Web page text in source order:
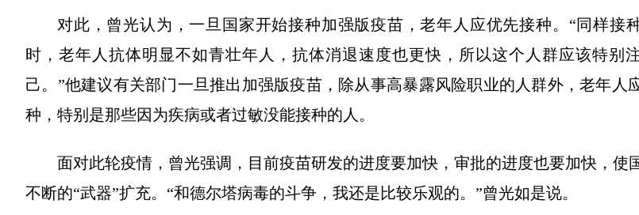
对此，曾光认为，一旦国家开始接种加强版疫苗，老年人应优先接种。“同样接
时，老年人抗体明显不如青壮年人，抗体消退速度也更快，所以这个人群应该特别
己。”他建议有关部门一旦推出加强版疫苗，除从事高暴露风险职业的人群外，老年人
种，特别是那些因为疾病或者过敏没能接种的人。
面对此轮疫情，曾光强调，目前疫苗研发的进度要加快，审批的进度也要加快，使
不断的“武器”扩充。“和德尔塔病毒的斗争，我还是比较乐观的。”曾光如是说。